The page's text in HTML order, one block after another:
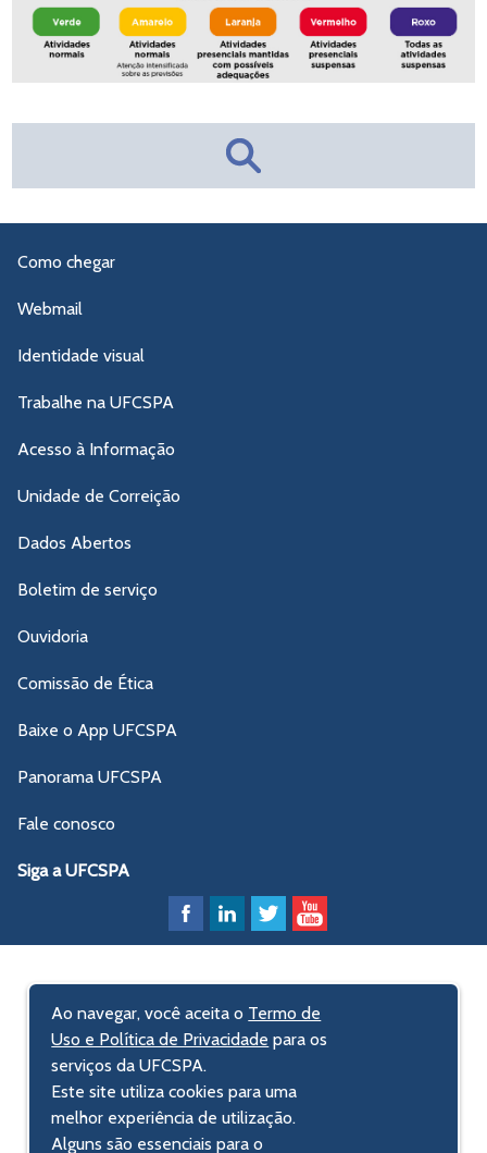
Como chegar
Webmail
Identidade visual
Trabalhe na UFCSPA
Acesso à Informação
Unidade de Correição
Dados Abertos
Boletim de serviço
Ouvidoria
Comissão de Ética
Baixe o App UFCSPA
Panorama UFCSPA
Fale conosco
Siga a UFCSPA
Ao navegar, você aceita o Termo de
Uso e Política de Privacidade para os
serviços da UFCSPA.
Este site utiliza cookies para uma
melhor experiência de utilização.
Alguns são essenciais para o